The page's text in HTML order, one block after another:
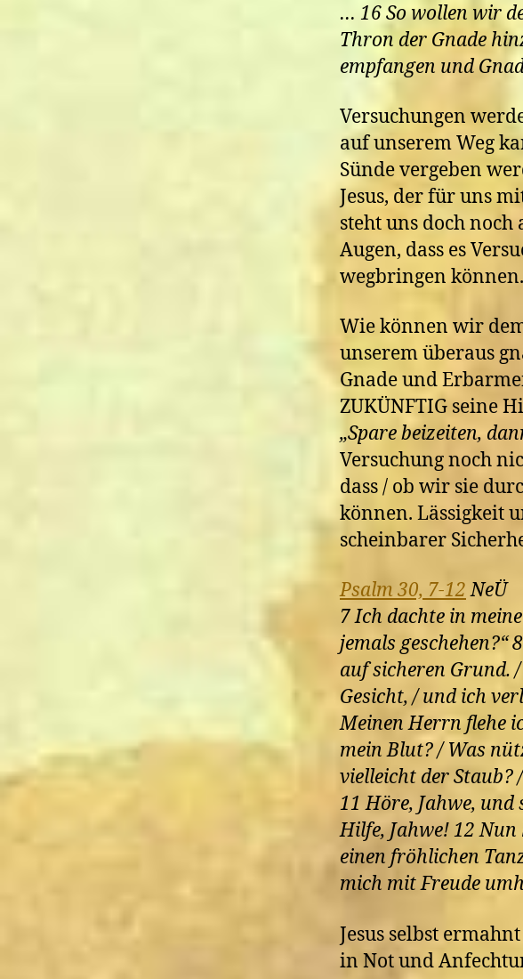
… 16 So wollen wir
Thron der Gnade
empfangen und
Versuchungen
auf unserem Weg
Sünde vergeben
Jesus, der für uns
steht uns doch
Augen, dass es
wegbringen können.
Wie können wir
unserem überaus
Gnade und
ZUKÜNFTIG seine
„Spare beizeiten,
Versuchung noch
dass / ob wir sie
können. Lässigkeit
scheinbarer
Psalm 30, 7-12NeÜ
7 Ich dachte in
jemals geschehen?“
auf sicheren Grund.
Gesicht, / und ich
Meinen Herrn flehe
mein Blut? / Was
vielleicht der Staub?
11 Höre, Jahwe, und
Hilfe, Jahwe! 12
einen fröhlichen
mich mit Freude
Jesus selbst
in Not und